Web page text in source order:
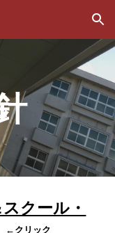
Skip to navigation
クール・
←クリック